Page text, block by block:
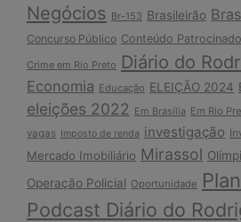
Negócios Br-153 Brasileirão
Concurso Público Conteúdo Patrocinado
Crime em Rio Preto Diário do
Economia Educação ELEIÇÃO 2024
eleições 2022 Em Brasília Em Rio
vagas Imposto de renda investigação
Mercado Imobiliário Mirassol
Operação Policial Oportunidade
Podcast Diário do